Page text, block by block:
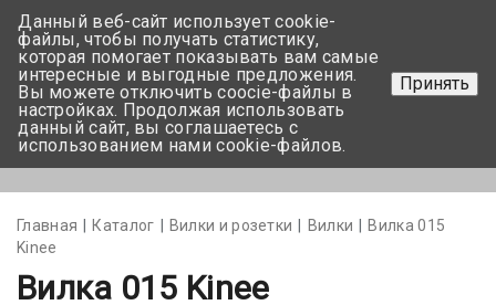
+375 17-350-99-56
+375 44-752-82-08
Задать вопрос
Главная Каталог Вилки и розетки Вилки
Вилка 015
Kinee
Вилка 015 Kinee
Данный веб-сайт использует cookie-
файлы, чтобы получать статистику,
которая помогает показывать вам самые
интересные и выгодные предложения.
Вы можете отключить coocie-файлы в
настройках. Продолжая использовать
данный сайт, вы соглашаетесь с
использованием нами cookie-файлов.
Принять